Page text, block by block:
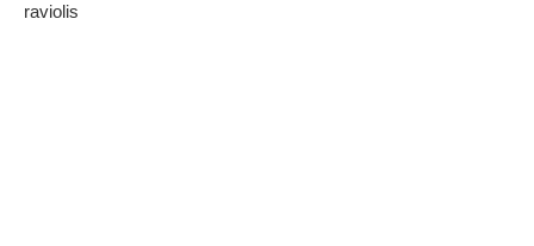
raviolis